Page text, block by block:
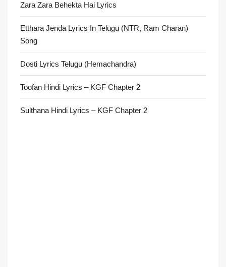
Zara Zara Behekta Hai Lyrics
Etthara Jenda Lyrics In Telugu (NTR, Ram Charan)
Song
Dosti Lyrics Telugu (Hemachandra)
Toofan Hindi Lyrics – KGF Chapter 2
Sulthana Hindi Lyrics – KGF Chapter 2